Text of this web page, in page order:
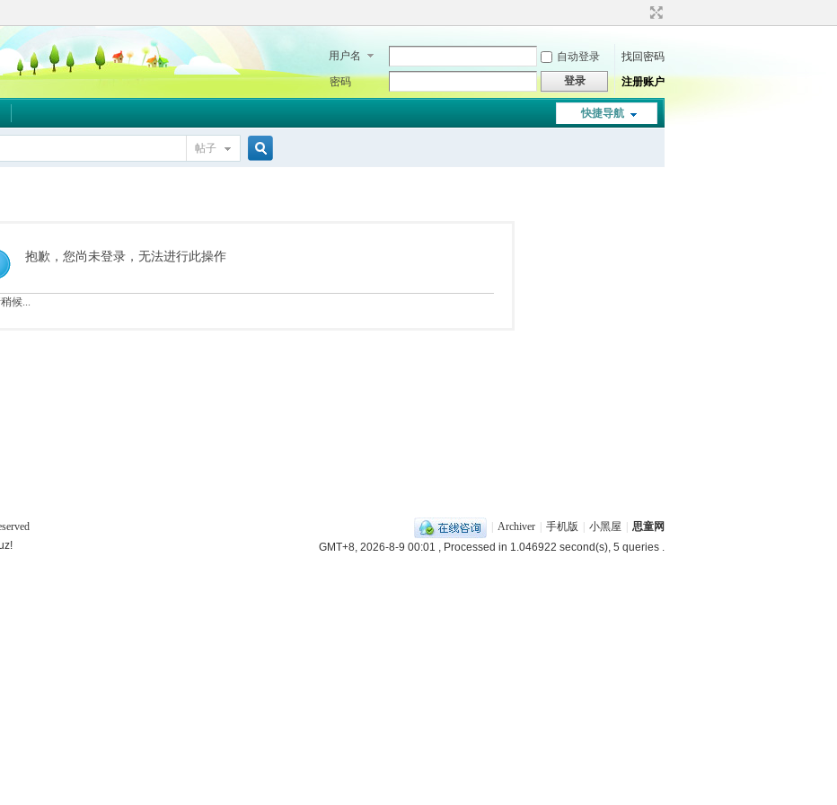
用户名 自动登录
找回密码
密码
登录 注册账户
快捷导航
帖子
抱歉，您尚未登录，无法进行此操作
候...
Archiver 手机版 小黑屋
思童网
GMT+8, 2026-8-9 00:01 , Processed in 1.046922 second(s), 5 queries .